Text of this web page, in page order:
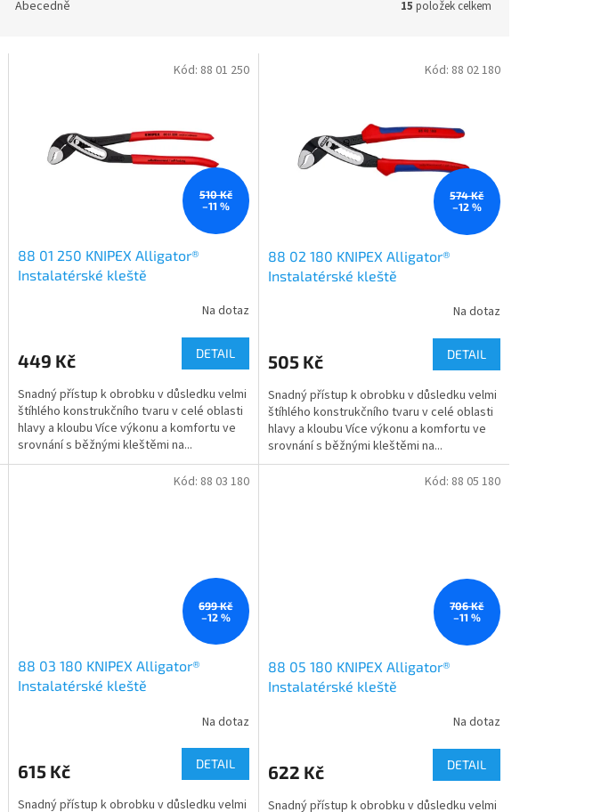
Abecedně 15 položek celkem
510 Kč
–11 %
88 01 250 KNIPEX Alligator®
Instalatérské kleště
Na dotaz
449 Kč DETAIL
Snadný přístup k obrobku v důsledku velmi
štíhlého konstrukčního tvaru v celé oblasti
hlavy a kloubu Více výkonu a komfortu ve
srovnání s běžnými kleštěmi na...
Kód: 88 01 250
574 Kč
–12 %
88 02 180 KNIPEX Alligator®
Instalatérské kleště
Na dotaz
505 Kč DETAIL
Snadný přístup k obrobku v důsledku velmi
štíhlého konstrukčního tvaru v celé oblasti
hlavy a kloubu Více výkonu a komfortu ve
srovnání s běžnými kleštěmi na...
Kód: 88 02 180
699 Kč
–12 %
88 03 180 KNIPEX Alligator®
Instalatérské kleště
Na dotaz
615 Kč DETAIL
Snadný přístup k obrobku v důsledku velmi
Kód: 88 03 180
706 Kč
–11 %
88 05 180 KNIPEX Alligator®
Instalatérské kleště
Na dotaz
622 Kč DETAIL
Snadný přístup k obrobku v důsledku velmi
Kód: 88 05 180